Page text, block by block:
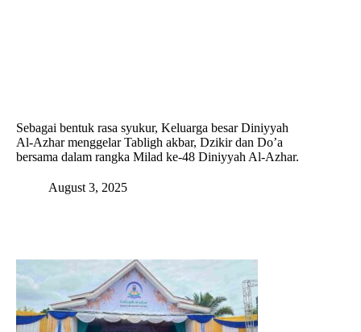
Sebagai bentuk rasa syukur, Keluarga besar Diniyyah
Al-Azhar menggelar Tabligh akbar, Dzikir dan Do’a
bersama dalam rangka Milad ke-48 Diniyyah Al-Azhar.
August 3, 2025